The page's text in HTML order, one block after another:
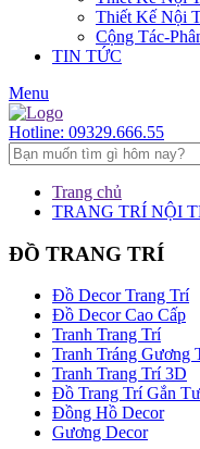
Thiết Kế Nội
Cộng Tác-
TIN TỨC
Menu
Hotline: 09329.666.55
Trang chủ
TRANG TRÍ NỘI
ĐỒ TRANG TRÍ
Đồ Decor Trang Trí
Đồ Decor Cao Cấp
Tranh Trang Trí
Tranh Tráng Gương
Tranh Trang Trí 3D
Đồ Trang Trí Gắn
Đồng Hồ Decor
Gương Decor